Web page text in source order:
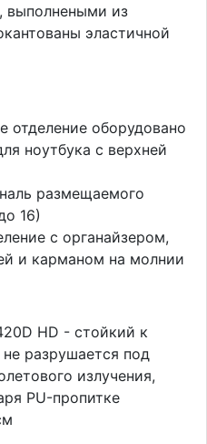
из
эластичной
отделение оборудовано
ноутбука с верхней
размещаемого
16)
с органайзером,
и карманом на молнии
HD - стойкий к
разрушается под
излучения,
PU-пропитке